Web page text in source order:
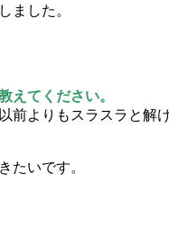
ました。
えてください。
よりもスラスラと解
たいです。